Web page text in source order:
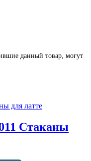
данный товар, могут
Стаканы